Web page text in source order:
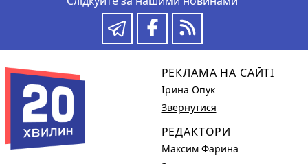
РЕКЛАМА НА САЙТІ
Ірина Опук
Звернутися
РЕДАКТОРИ
Максим Фарина